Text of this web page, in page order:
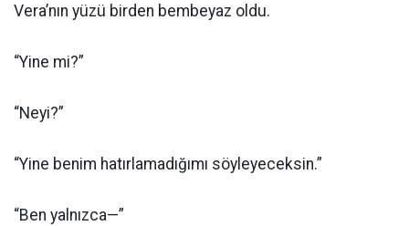
Vera’nın yüzü birden bembeyaz oldu.
“Yine mi?”
“Neyi?”
“Yine benim hatırlamadığımı söyleyeceksin.”
“Ben yalnızca—”